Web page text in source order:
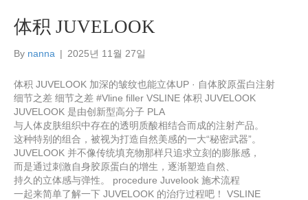
体积 JUVELOOK
By nanna | 2025년 11월 27일
体积 JUVELOOK 加深的皱纹也能立体UP · 自体胶原蛋白注射
细节之差 细节之差 #Vline filler VSLINE 体积 JUVELOOK
JUVELOOK 是由创新型高分子 PLA
与人体皮肤组织中存在的透明质酸相结合而成的注射产品。
这种特别的组合，被视为打造自然美感的一大“秘密武器”。
JUVELOOK 并不像传统填充物那样只追求立刻的膨胀感，
而是通过刺激自身胶原蛋白的增生，逐渐塑造自然、
持久的立体感与弹性。 procedure Juvelook 施术流程
一起来简单了解一下 JUVELOOK 的治疗过程吧！ VSLINE